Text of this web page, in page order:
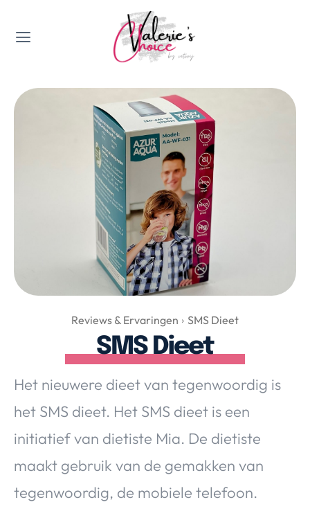
Valerie's Topics
Travel & Culture
Food & Drinks
Happyness & Opmerkelijk
Lifestyle, Sport & Duurzaamheid
Gadgets & Tech
Top 5 van Valerie
Health & Beauty
Huis & Tuin
Nieuws & Media
Over Valerie
Over Valerie
De Top 5
Contact
VALERIE'S CHOICE
Food & Drinks Health & Beauty Gadgets
Huis & Tuin
Travel
Lifestyle
Reviews & Ervaringen SMS Dieet
SMS Dieet
Het nieuwere dieet van tegenwoordig is
het SMS dieet. Het SMS dieet is een
initiatief van dietiste Mia. De dietiste
maakt gebruik van de gemakken van
tegenwoordig, de mobiele telefoon.